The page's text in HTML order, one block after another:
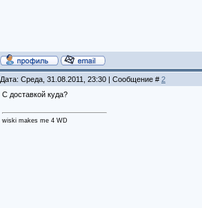
Дата: Среда, 31.08.2011, 23:30 | Сообщение # 2
C доставкой куда?
wiski makes me 4 WD